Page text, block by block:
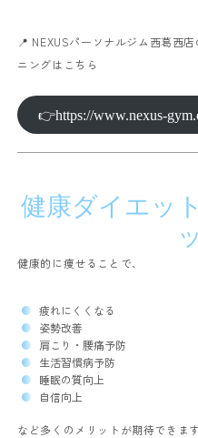
📍 NEXUSパーソナルジム西葛西
ニングはこちら
👉https://www.nexus-
健康ダイエッ
健康的に痩せることで、
疲れにくくなる
姿勢改善
肩こり・腰痛予防
生活習慣病予防
睡眠の質向上
自信向上
など多くのメリットが期待できます